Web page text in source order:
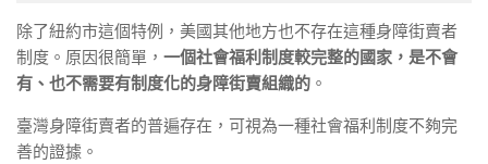
除了紐約市這個特例，美國其他地方也不存在這種身障街賣者
制度。原因很簡單， 一個社會福利制度較完整的國家，是不會
有、也不需要有制度化的身障街賣組織的 。
臺灣身障街賣者的普遍存在，可視為一種社會福利制度不夠完
善的證據。